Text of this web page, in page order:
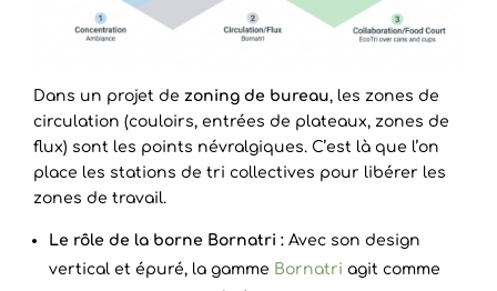
Dans un projet de zoning de bureau, les zones de
circulation (couloirs, entrées de plateaux, zones de
flux) sont les points névralgiques. C’est là que l’on
place les stations de tri collectives pour libérer les
zones de travail.
Le rôle de la borne Bornatri : Avec son design
vertical et épuré, la gamme Bornatri agit comme